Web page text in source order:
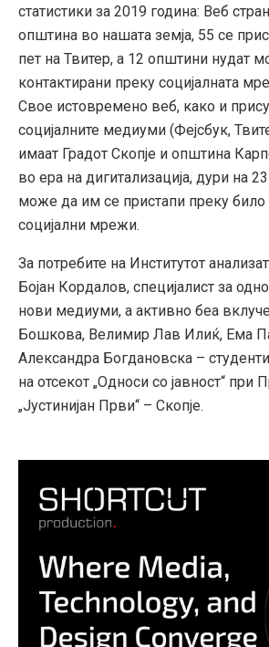
статистики за 2019 година: Веб
општина во нашата земја, 55 се
пет на Твитер, а 12 општини нудат
контактирани преку социјалната
Свое истовремено веб, како и
социјалните медиуми (Фејсбук,
имаат Градот Скопје и општина
во ера на дигитализација, дури на
може да им се пристапи преку било
социјални мрежи.
За потребите на Институтот
Бојан Кордалов, специјалист за
нови медиуми, а активно беа
Бошкова, Велимир Лав Илиќ, Ема
Александра Богдановска –
на отсекот „Односи со јавност“ при
„Јустинијан Први“ – Скопје.